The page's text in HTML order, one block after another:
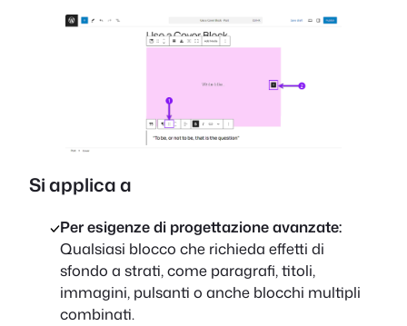
Si applica a
Per esigenze di progettazione avanzate:
Qualsiasi blocco che richieda effetti di
sfondo a strati, come paragrafi, titoli,
immagini, pulsanti o anche blocchi multipli
combinati.